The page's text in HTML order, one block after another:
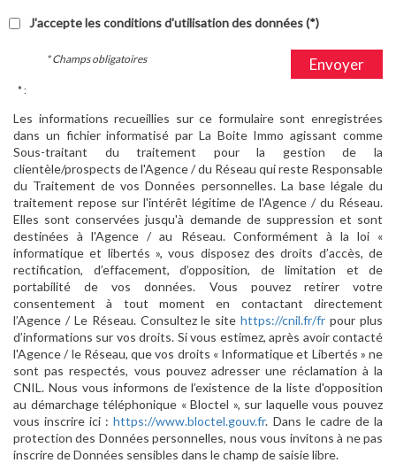
J'accepte les conditions d'utilisation des données (*)
Envoyer
* Champs obligatoires
* :
Les informations recueillies sur ce formulaire sont enregistrées
dans un fichier informatisé par La Boite Immo agissant comme
Sous-traitant du traitement pour la gestion de la
clientèle/prospects de l'Agence / du Réseau qui reste Responsable
du Traitement de vos Données personnelles. La base légale du
traitement repose sur l'intérêt légitime de l'Agence / du Réseau.
Elles sont conservées jusqu'à demande de suppression et sont
destinées à l'Agence / au Réseau. Conformément à la loi «
informatique et libertés », vous disposez des droits d’accès, de
rectification, d’effacement, d’opposition, de limitation et de
portabilité de vos données. Vous pouvez retirer votre
consentement à tout moment en contactant directement
l’Agence / Le Réseau. Consultez le sitehttps://cnil.fr/fr pour plus
d’informations sur vos droits. Si vous estimez, après avoir contacté
l'Agence / le Réseau, que vos droits « Informatique et Libertés » ne
sont pas respectés, vous pouvez adresser une réclamation à la
CNIL. Nous vous informons de l’existence de la liste d'opposition
au démarchage téléphonique « Bloctel », sur laquelle vous pouvez
vous inscrire ici :https://www.bloctel.gouv.fr. Dans le cadre de la
protection des Données personnelles, nous vous invitons à ne pas
inscrire de Données sensibles dans le champ de saisie libre.